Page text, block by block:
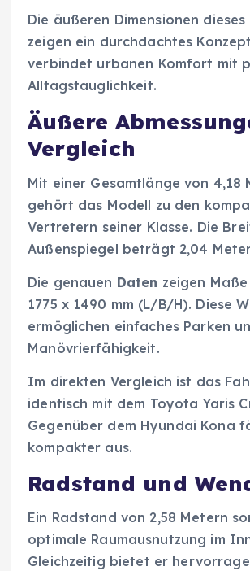
Die äußeren Dimensionen dieses
zeigen ein durchdachtes
verbindet urbanen Komfort mit
Alltagstauglichkeit.
Äußere
Vergleich
Mit einer Gesamtlänge von 4,18
gehört das Modell zu den
Vertretern seiner Klasse. Die
Außenspiegel beträgt 2,04
Die genauen Daten zeigen
1775 x 1490 mm (L/B/H). Diese
ermöglichen einfaches Parken
Manövrierfähigkeit.
Im direkten Vergleich ist das
identisch mit dem Toyota Yaris
Gegenüber dem Hyundai Kona
kompakter aus.
Radstand und
Ein Radstand von 2,58 Metern
optimale Raumausnutzung im
Gleichzeitig bietet er